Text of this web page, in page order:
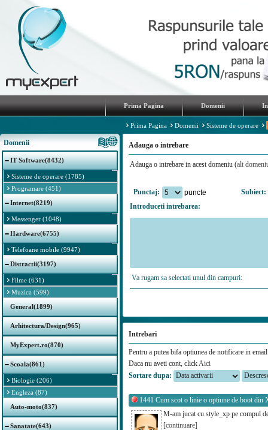
Prima Pagina Domenii
Domenii
IT Software(8432)
Sisteme de operare (1785)
Programare (451)
Internet(8219)
Messenger (1048)
Hardware(6755)
Telefoane mobile (9947)
Distractii(3197)
Filme (631)
Muzica (599)
General(1899)
Arhitectura/Design(965)
MyExpert.ro(870)
Scoala(861)
Biologie (206)
Engleza (87)
Auto-moto(837)
Sanatate(643)
Prima Pagina Domenii Sisteme de operare
Adauga o intrebare
Adauga o intrebare in acest domeniu (alt
Punctaj: puncte
Subiect:
Introduceti intrebarea:
Va rugam sa selectati unul din campuri:
Intrebari
Pentru a putea bifa optiunea de notificare in
Daca nu aveti cont, clickAici
Sortare dupa:
1441 Cum scot o linie o optiune de boot din
M-am jucat cu style_xp pe compul
[continuare]